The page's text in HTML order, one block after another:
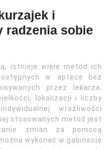
i
radzenia sobie
istnieje wiele metod ich
w aptece bez
przez lekarza.
lokalizacji i liczby
wrażliwości
stosowanych metod jest
zmian za pomocą
wykonać w gabinecie